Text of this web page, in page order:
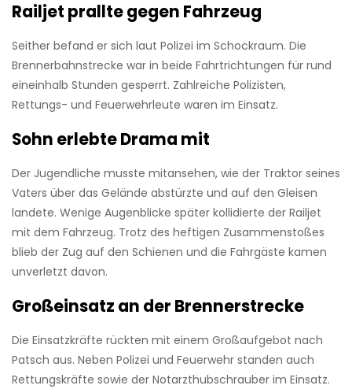
Railjet prallte gegen Fahrzeug
Seither befand er sich laut Polizei im Schockraum. Die
Brennerbahnstrecke war in beide Fahrtrichtungen für rund
eineinhalb Stunden gesperrt. Zahlreiche Polizisten,
Rettungs- und Feuerwehrleute waren im Einsatz.
Sohn erlebte Drama mit
Der Jugendliche musste mitansehen, wie der Traktor seines
Vaters über das Gelände abstürzte und auf den Gleisen
landete. Wenige Augenblicke später kollidierte der Railjet
mit dem Fahrzeug. Trotz des heftigen Zusammenstoßes
blieb der Zug auf den Schienen und die Fahrgäste kamen
unverletzt davon.
Großeinsatz an der Brennerstrecke
Die Einsatzkräfte rückten mit einem Großaufgebot nach
Patsch aus. Neben Polizei und Feuerwehr standen auch
Rettungskräfte sowie der Notarzthubschrauber im Einsatz.